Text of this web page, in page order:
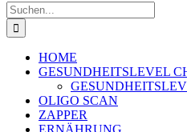
Suche
nach:
HOME
GESUNDHEITSLEVEL
OLIGO SCAN
ZAPPER